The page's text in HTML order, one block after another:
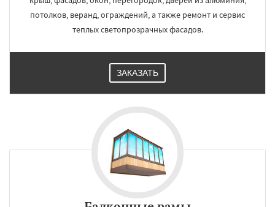
потолков, веранд, ограждений, а также ремонт и сервис
теплых светопрозрачных фасадов.
ЗАКАЗАТЬ